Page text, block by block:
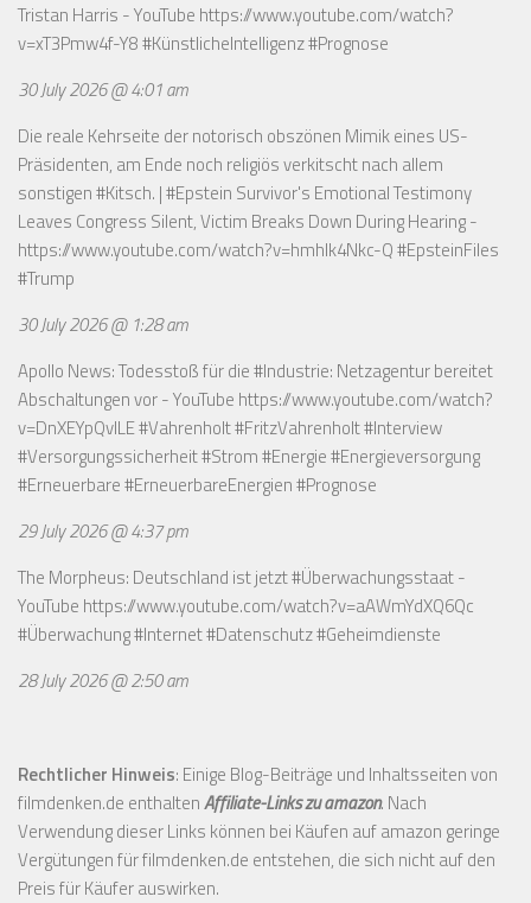
Tristan Harris - YouTube https://www.youtube.com/watch?
v=xT3Pmw4f-Y8#KünstlicheIntelligenz #Prognose
30 July 2026 @ 4:01 am
Die reale Kehrseite der notorisch obszönen Mimik eines US-
Präsidenten, am Ende noch religiös verkitscht nach allem
sonstigen #Kitsch. | #Epstein Survivor's Emotional Testimony
Leaves Congress Silent, Victim Breaks Down During Hearing -
https://www.youtube.com/watch?v=hmhlk4Nkc-Q#EpsteinFiles
#Trump
30 July 2026 @ 1:28 am
Apollo News: Todesstoß für die #Industrie: Netzagentur bereitet
Abschaltungen vor - YouTube https://www.youtube.com/watch?
v=DnXEYpQvILE#Vahrenholt #FritzVahrenholt #Interview
#Versorgungssicherheit #Strom #Energie #Energieversorgung
#Erneuerbare #ErneuerbareEnergien #Prognose
29 July 2026 @ 4:37 pm
The Morpheus: Deutschland ist jetzt #Überwachungsstaat -
YouTube https://www.youtube.com/watch?v=aAWmYdXQ6Qc
#Überwachung #Internet #Datenschutz #Geheimdienste
28 July 2026 @ 2:50 am
Rechtlicher Hinweis: Einige Blog-Beiträge und Inhaltsseiten von
filmdenken.de enthaltenAffiliate-Links zu amazon. Nach
Verwendung dieser Links können bei Käufen auf amazon geringe
Vergütungen für filmdenken.de entstehen, die sich nicht auf den
Preis für Käufer auswirken.